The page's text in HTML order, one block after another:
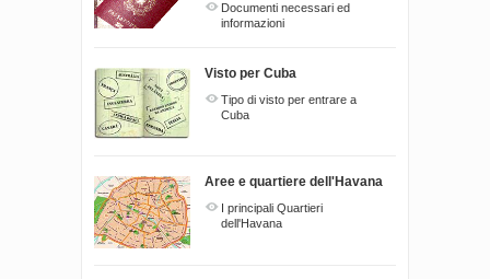
Documenti necessari ed
informazioni
Visto per Cuba
Tipo di visto per entrare a
Cuba
Aree e quartiere dell'Havana
I principali Quartieri
dell'Havana